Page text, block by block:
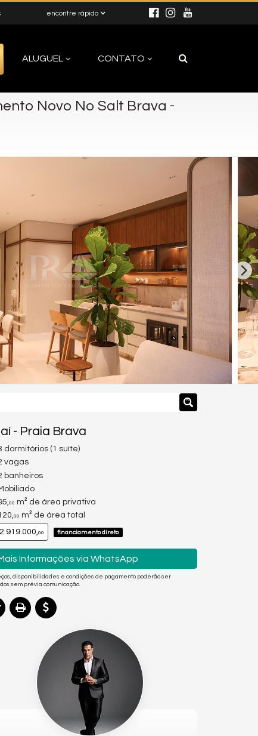
encontre rápido
ALUGUEL CONTATO
Novo No Salt Brava -
- Praia Brava
dormitórios (1 suíte)
vagas
banheiros
00 m² de área privativa
00 m² de área total
00 financiamento direto
Informações via WhatsApp
disponibilidades e condições de pagamento poderão ser
sem prévia comunicação.